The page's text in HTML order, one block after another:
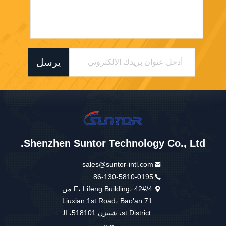
يرسل
Shenzhen Suntor Technology Co., Ltd.
sales@suntor-intl.com
86-130-5810-0195
4/F، Lifeng Building، 42# من
Liuxian 1st Road، Bao'an 71
st District، شينزن 518101، ال